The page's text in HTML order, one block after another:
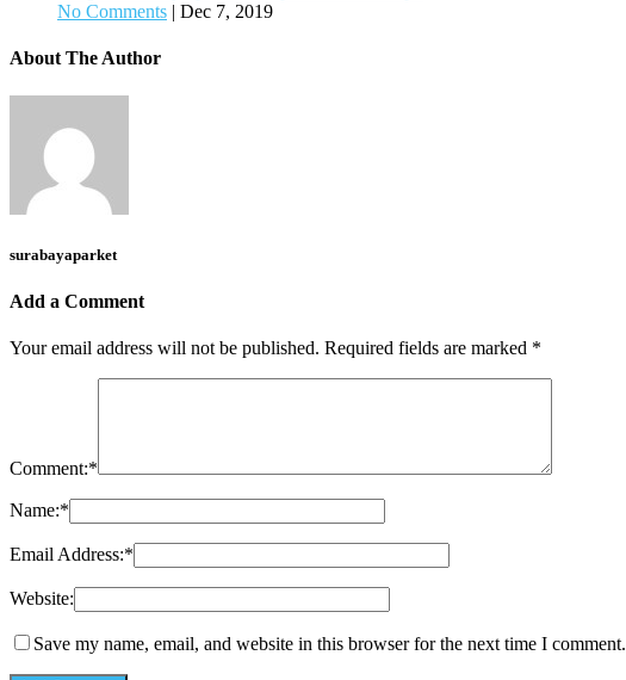
No Comments | Dec 7, 2019
About The Author
surabayaparket
Add a Comment
Your email address will not be published. Required fields are marked *
Comment:*
Name:*
Email Address:*
Website:
Save my name, email, and website in this browser for the next time I comment.